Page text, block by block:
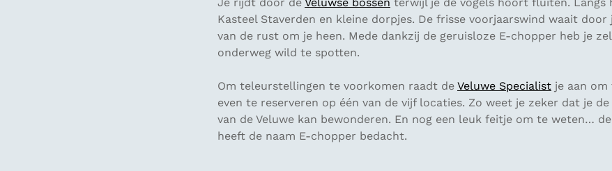
Kasteel Staverden en kleine dorpjes. De frisse voorjaarswind waait door
van de rust om je heen. Mede dankzij de geruisloze E-chopper heb je
onderweg wild te spotten.
Om teleurstellingen te voorkomen raadt de Veluwe Specialist je aan
even te reserveren op één van de vijf locaties. Zo weet je zeker dat je
van de Veluwe kan bewonderen. En nog een leuk feitje om te weten…
heeft de naam E-chopper bedacht.